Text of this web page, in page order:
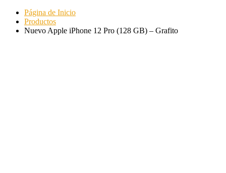
Página de Inicio
Productos
Nuevo Apple iPhone 12 Pro (128 GB) – Grafito